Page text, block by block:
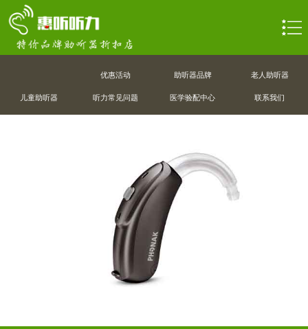
优惠活动 助听器品牌 老人助听器
儿童助听器 听力常见问题 医学验配中心 联系我们